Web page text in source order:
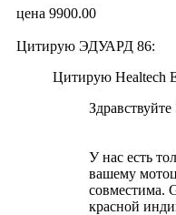
цена 9900.00
Цитирую ЭДУАРД 86:
Цитирую Healtech
У нас есть
вашему
совместима.
красной